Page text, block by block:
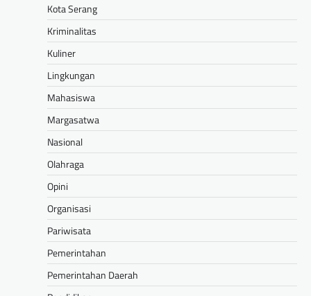
Kota Serang
Kriminalitas
Kuliner
Lingkungan
Mahasiswa
Margasatwa
Nasional
Olahraga
Opini
Organisasi
Pariwisata
Pemerintahan
Pemerintahan Daerah